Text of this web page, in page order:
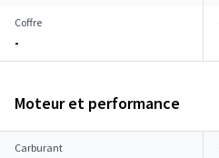
Coffre
-
Moteur et performance
Carburant